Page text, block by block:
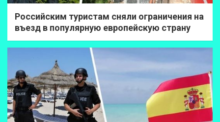
Российским туристам сняли ограничения на
въезд в популярную европейскую страну